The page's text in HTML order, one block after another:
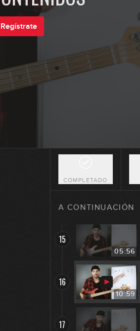
Regístrate
COMPLETADO
A CONTINUACIÓN
08:02
13
04:43
15
05:56
16
10:59
17